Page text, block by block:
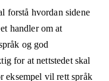
forstå hvordan sidene
handler om at
og god
for at nettstedet skal
eksempel vil rett språk